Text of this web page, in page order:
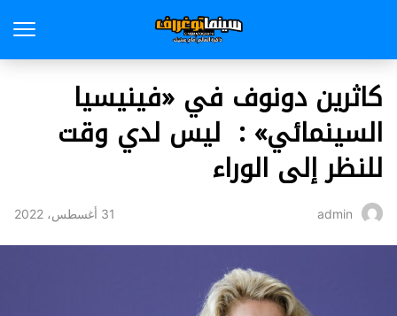
كاثرين دونوف في «فينيسيا
السينمائي» : ليس لدي وقت
للنظر إلى الوراء
admin 31 أغسطس، 2022